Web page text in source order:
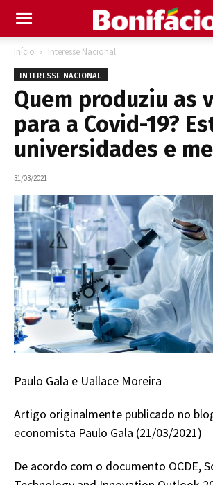
Início Interesse Nacional
INTERESSE NACIONAL
Quem produziu as
para a Covid-19?
universidades e
31/03/2021
Paulo Gala e Uallace Moreira
Artigo originalmente publicado no
economista Paulo Gala (21/03/2021)
De acordo com o documento OCDE,